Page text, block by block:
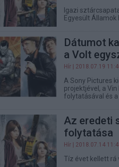
Igazi
Egyesült Államok
Dátumot
a Volt
Hír | 2018.07.19
A Sony Pictures
projektjével, a
folytatásával és a
Az eredeti
folytatása
Hír | 2018.07.14
Tíz évet kellett rá